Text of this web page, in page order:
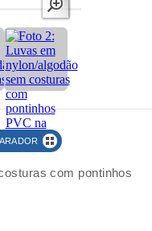
com pontinhos